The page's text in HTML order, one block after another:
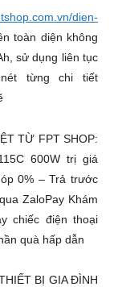
dien-
toàn diện không
sử dụng liên tục
từng chi tiết
TỪ FPT SHOP:
600W trị giá
0% – Trả trước
ZaloPay Khám
chiếc điện thoại
quà hấp dẫn
BỊ GIA ĐÌNH